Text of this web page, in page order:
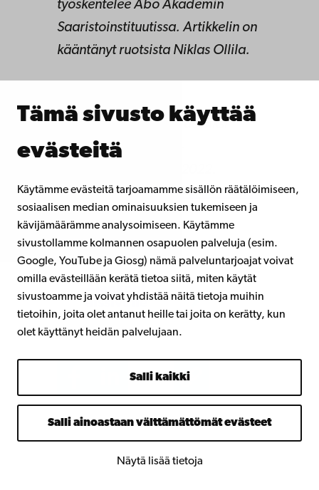
Tämä sivusto käyttää
evästeitä
Käytämme evästeitä tarjoamamme sisällön räätälöimiseen,
sosiaalisen median ominaisuuksien tukemiseen ja
kävijämäärämme analysoimiseen. Käytämme
sivustollamme kolmannen osapuolen palveluja (esim.
Google, YouTube ja Giosg) nämä palveluntarjoajat voivat
omilla evästeillään kerätä tietoa siitä, miten käytät
sivustoamme ja voivat yhdistää näitä tietoja muihin
tietoihin, joita olet antanut heille tai joita on kerätty, kun
olet käyttänyt heidän palvelujaan.
Salli kaikki
Salli ainoastaan välttämättömät evästeet
Näytä lisää tietoja
työskentelee Åbo Akademin
Saaristoinstituutissa. Artikkelin on
kääntänyt ruotsista Niklas Ollila.
Artikkeli on julkaistu ruotsiksi
Tidskirften Skärgård -
Lisää aikakauslehden artikkeleita.
Ajankoht
aissivulle